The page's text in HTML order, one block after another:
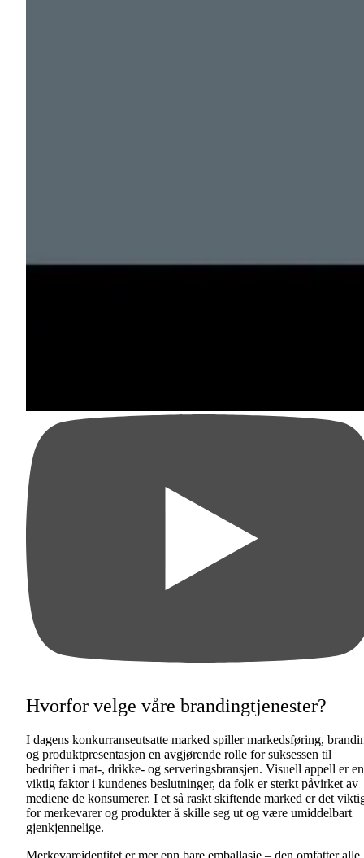
Hvorfor velge våre brandingtjenester?
I dagens konkurranseutsatte marked spiller markedsføring,
og produktpresentasjon en avgjørende rolle for suksessen til
bedrifter i mat-, drikke- og serveringsbransjen. Visuell appell er en
viktig faktor i kundenes beslutninger, da folk er sterkt påvirket av
mediene de konsumerer. I et så raskt skiftende marked er det
for merkevarer og produkter å skille seg ut og være umiddelbart
gjenkjennelige.